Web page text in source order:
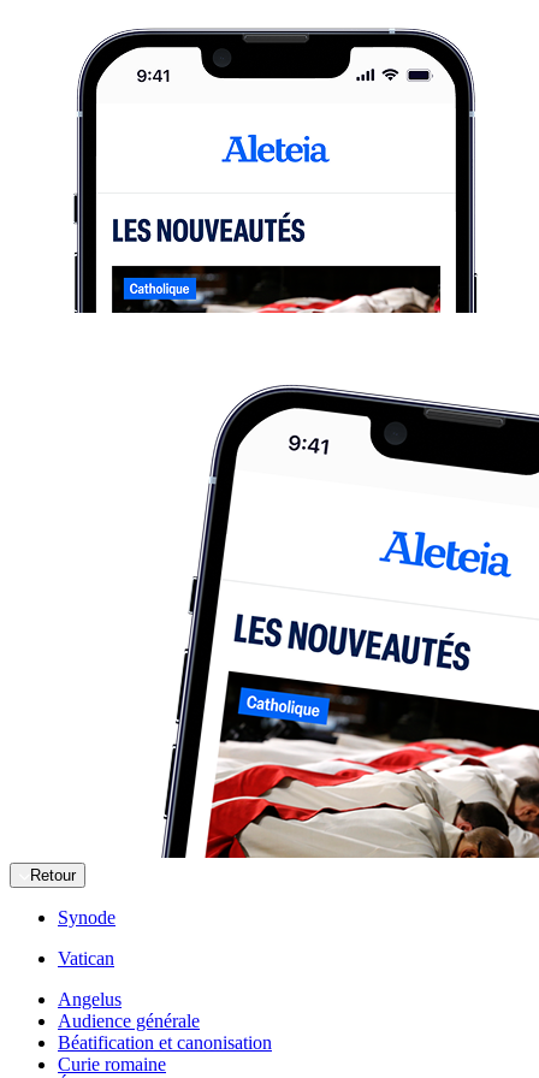
Retour
Synode
Vatican
Angelus
Audience générale
Béatification et canonisation
Curie romaine